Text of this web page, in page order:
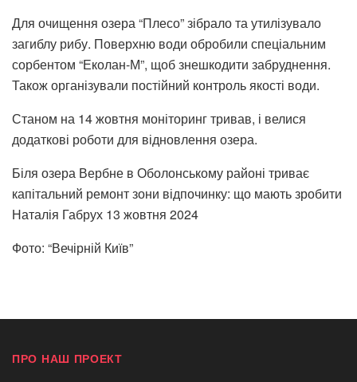
Для очищення озера “Плесо” зібрало та утилізувало
загиблу рибу. Поверхню води обробили спеціальним
сорбентом “Еколан-М”, щоб знешкодити забруднення.
Також організували постійний контроль якості води.
Станом на 14 жовтня моніторинг тривав, і велися
додаткові роботи для відновлення озера.
Біля озера Вербне в Оболонському районі триває
капітальний ремонт зони відпочинку: що мають зробити
Наталія Габрух 13 жовтня 2024
Фото: “Вечірній Київ”
ПРО НАШ ПРОЕКТ